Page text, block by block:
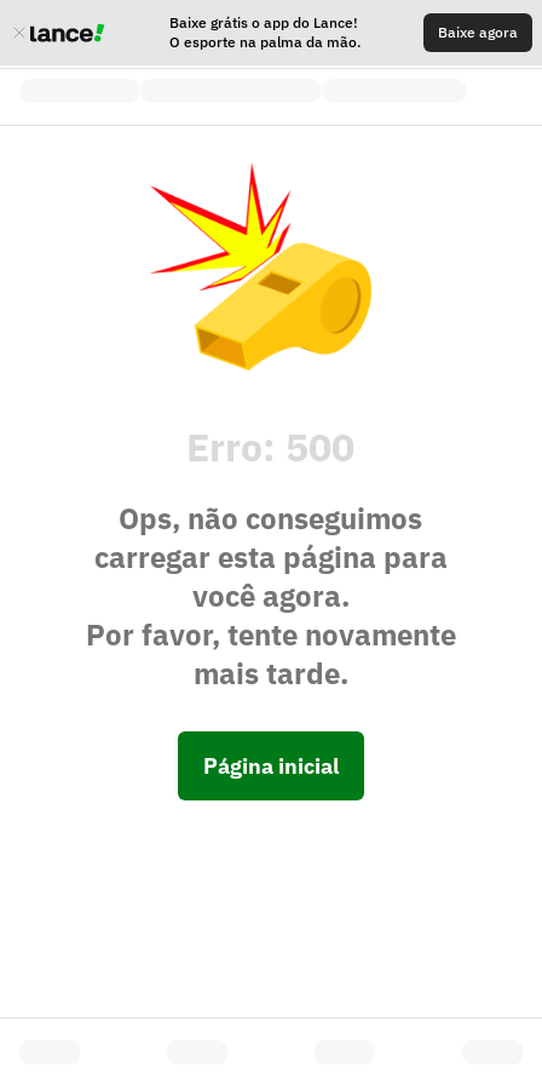
Baixe grátis o app do Lance!
O esporte na palma da mão.
Baixe agora
Erro: 500
Ops, não conseguimos
carregar esta página para
você agora.
Por favor, tente novamente
mais tarde.
Página inicial